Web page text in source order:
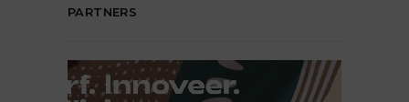
PARTNERS